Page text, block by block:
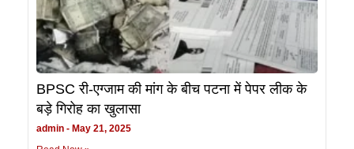
BPSC री-एग्जाम की मांग के बीच पटना में पेपर लीक के
बड़े गिरोह का खुलासा
admin
May 21, 2025